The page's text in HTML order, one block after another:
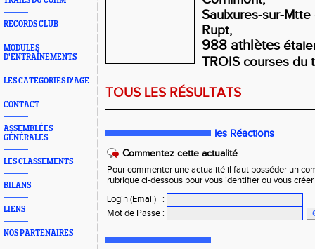
RECORDS CLUB
MODULES
D'ENTRAÎNEMENTS
LES CATEGORIES D'AGE
CONTACT
ASSEMBLÉES
GÉNÉRALES
LES CLASSEMENTS
BILANS
LIENS
NOS PARTENAIRES
Saulxures-sur-
Rupt,
988 athlètes
TROIS courses du
TOUS LES RÉSULTATS
les Réactions
Commentez cette actualité
Pour commenter une actualité il faut posséder un
rubrique ci-dessous pour vous identifier ou vous
Login (Email)
:
Mot de Passe :